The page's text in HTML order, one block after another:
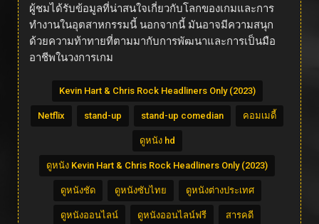
ผู้ชมได้รับข้อมูลที่น่าสนใจเกี่ยวกับโลกของเกมและการ
ทำงานในอุตสาหกรรมนี้ นอกจากนี้ มันอาจมีความสนุก
ด้วยความท้าทายที่ตามมากับการพัฒนาและการเป็นมือ
อาชีพในวงการเกม
Kevin Hart & Chris Rock Headliners Only (2023)
Netflix stand-up stand-up comedian คอมเมดี้
ดูหนัง hd
ดูหนัง Kevin Hart & Chris Rock Headliners Only (2023)
ดูหนังชัด ดูหนังซับไทย ดูหนังต่างประเทศ
ดูหนังออนไลน์ ดูหนังออนไลน์ฟรี สารคดี